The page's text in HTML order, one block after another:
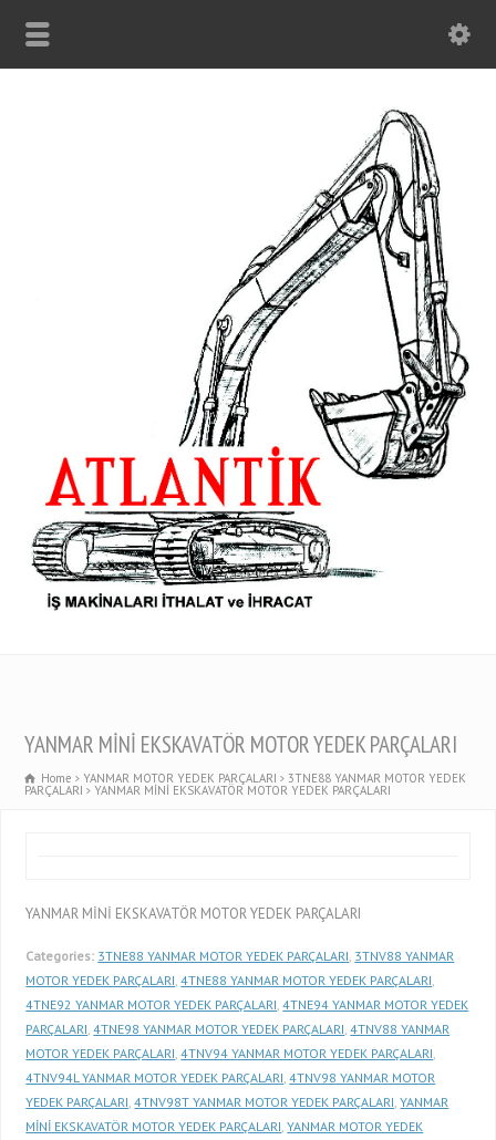
YANMAR MİNİ EKSKAVATÖR MOTOR YEDEK PARÇALARI
Home YANMAR MOTOR YEDEK PARÇALARI 3TNE88 YANMAR MOTOR YEDEK
PARÇALARI YANMAR MİNİ EKSKAVATÖR MOTOR YEDEK PARÇALARI
YANMAR MİNİ EKSKAVATÖR MOTOR YEDEK PARÇALARI
Categories: 3TNE88 YANMAR MOTOR YEDEK PARÇALARI 3TNV88 YANMAR
MOTOR YEDEK PARÇALARI ,4TNE88 YANMAR MOTOR YEDEK PARÇALARI
4TNE92 YANMAR MOTOR YEDEK PARÇALARI ,4TNE94 YANMAR MOTOR YEDEK
PARÇALARI ,4TNE98 YANMAR MOTOR YEDEK PARÇALARI ,4TNV88 YANMAR
MOTOR YEDEK PARÇALARI ,4TNV94 YANMAR MOTOR YEDEK PARÇALARI
4TNV94L YANMAR MOTOR YEDEK PARÇALARI ,4TNV98 YANMAR MOTOR
YEDEK PARÇALARI ,4TNV98T YANMAR MOTOR YEDEK PARÇALARI ,YANMAR
MİNİ EKSKAVATÖR MOTOR YEDEK PARÇALARI ,YANMAR MOTOR YEDEK